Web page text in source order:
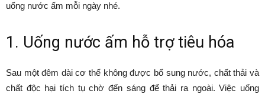
uống nước ấm mỗi ngày nhé.
1. Uống nước ấm hỗ trợ tiêu hóa
Sau một đêm dài cơ thể không được bổ sung nước, chất thải và
chất độc hại tích tụ chờ đến sáng để thải ra ngoài. Việc uống